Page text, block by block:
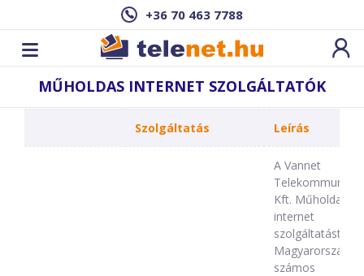
+36 70 463 7788
MŰHOLDAS INTERNET SZOLGÁLTATÓK
Szolgáltatás Leírás
A Vannet
Kft. Műholdas
internet
szolgáltatást
Magyarország
számos